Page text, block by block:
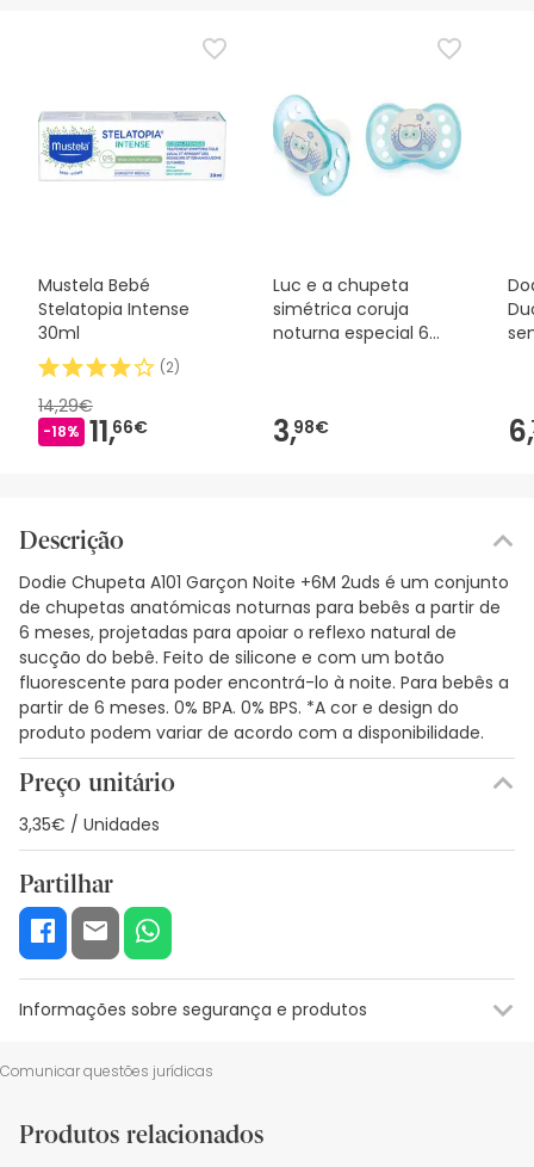
Mustela Bebé
Stelatopia Intense
30ml
(2)
14,29€
-18% 11,66€
Luc e a chupeta
simétrica coruja
noturna especial 6
3,98€ 6,
Descrição
Dodie Chupeta A101 Garçon Noite +6M 2uds é um conjunto
de chupetas anatómicas noturnas para bebês a partir de
6 meses, projetadas para apoiar o reflexo natural de
sucção do bebê. Feito de silicone e com um botão
fluorescente para poder encontrá-lo à noite. Para bebês a
partir de 6 meses. 0% BPA. 0% BPS. *A cor e design do
produto podem variar de acordo com a disponibilidade.
Preço unitário
3,35€ / Unidades
Partilhar
Informações sobre segurança e produtos
Recursos de segurança visual
De momento, não dispomos de imagens de segurança
Comunicar questões jurídicas
Produtos relacionados